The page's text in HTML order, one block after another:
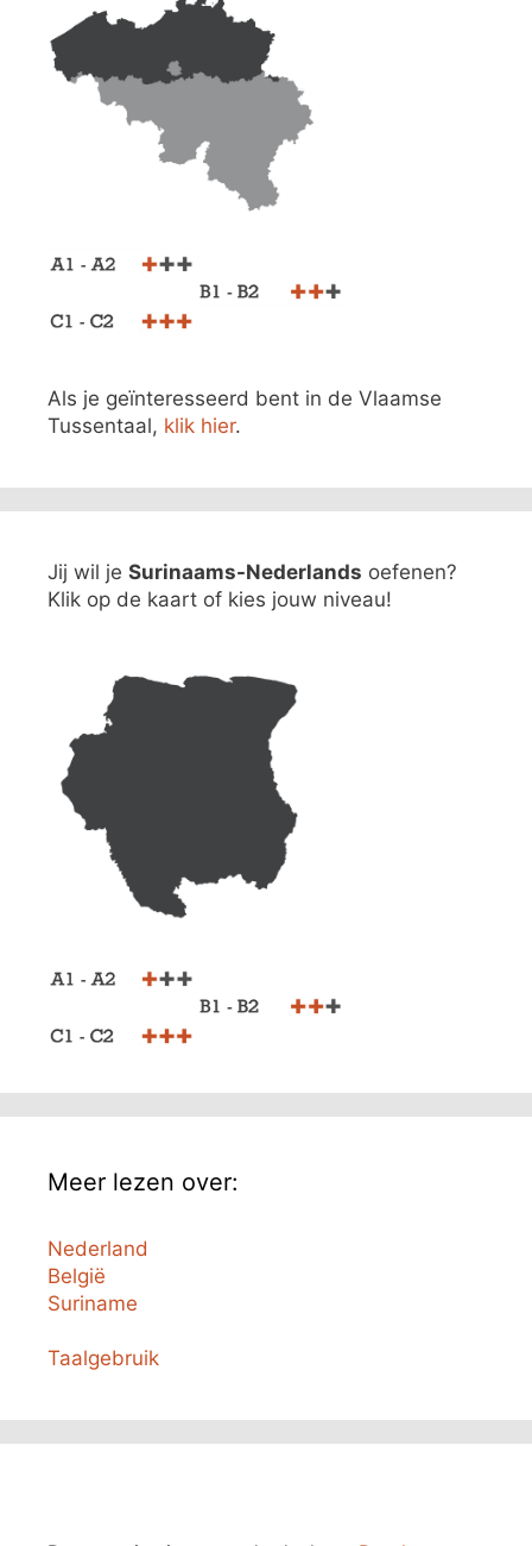
Als je geïnteresseerd bent in de Vlaamse
Tussentaal, klik hier.
Jij wil je Surinaams-Nederlands oefenen?
Klik op de kaart of kies jouw niveau!
Meer lezen over:
Nederland
België
Suriname
Taalgebruik